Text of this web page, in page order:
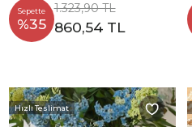
Sepette
%35
1.323,90 TL
860,54 TL
Hızlı Teslimat